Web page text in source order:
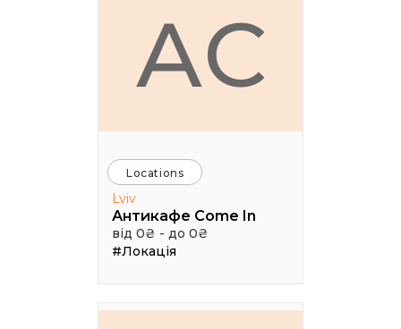
АC
Locations
Lviv
Антикафе Come In
від 0₴ - до 0₴
#Локація